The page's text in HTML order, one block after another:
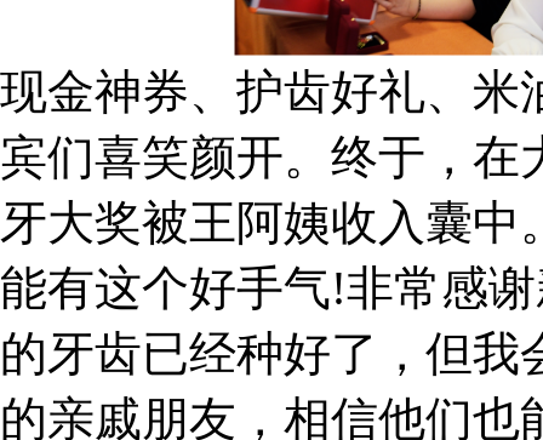
现金神券、护齿好礼、米
宾们喜笑颜开。终于，在
牙大奖被王阿姨收入囊中
能有这个好手气!非常感
的牙齿已经种好了，但
的亲戚朋友，相信他们也